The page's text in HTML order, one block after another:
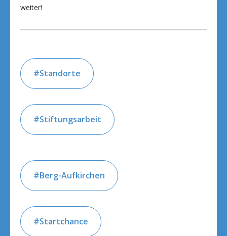
weiter!
Standorte
Stiftungsarbeit
Berg-Aufkirchen
Startchance